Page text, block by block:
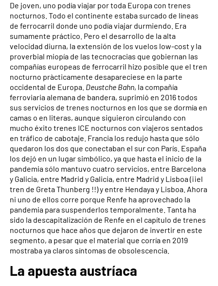
De joven, uno podía viajar por toda Europa con trenes
nocturnos. Todo el continente estaba surcado de líneas
de ferrocarril donde uno podía viajar durmiendo. Era
sumamente práctico. Pero el desarrollo de la alta
velocidad diurna, la extensión de los vuelos low-cost y la
proverbial miopía de las tecnocracias que gobiernan las
compañías europeas de ferrocarril hizo posible que el tren
nocturno pràcticamente desapareciese en la parte
occidental de Europa. Deustche Bahn, la compañía
ferroviaria alemana de bandera, suprimió en 2016 todos
sus servicios de trenes nocturnos en los que se dormía en
camas o en literas, aunque siguieron circulando con
mucho éxito trenes ICE nocturnos con viajeros sentados
en tráfico de cabotaje. Francia los redujo hasta que sólo
quedaron los dos que conectaban el sur con París. España
los dejó en un lugar simbólico, ya que hasta el inicio de la
pandemia sólo mantuvo cuatro servicios, entre Barcelona
y Galicia, entre Madrid y Galicia, entre Madrid y Lisboa (¡¡el
tren de Greta Thunberg !!) y entre Hendaya y Lisboa. Ahora
ni uno de ellos corre porque Renfe ha aprovechado la
pandemia para suspenderlos temporalmente. Tanta ha
sido la descapitalización de Renfe en el capítulo de trenes
nocturnos que hace años que dejaron de invertir en este
segmento, a pesar que el material que corría en 2019
mostraba ya claros síntomas de obsolescencia.
La apuesta austríaca